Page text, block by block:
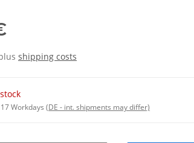
shipping costs
Workdays (DE - int. shipments may differ)